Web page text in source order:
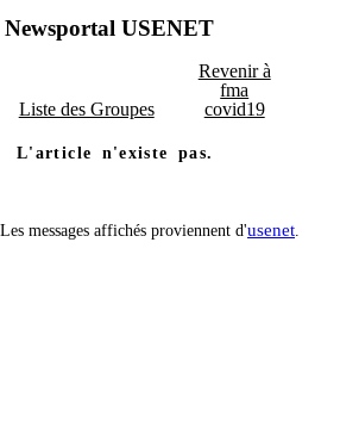
Newsportal USENET
Liste des Groupes
Revenir à
fma
covid19
L'article n'existe pas.
Les messages affichés proviennent d'usenet